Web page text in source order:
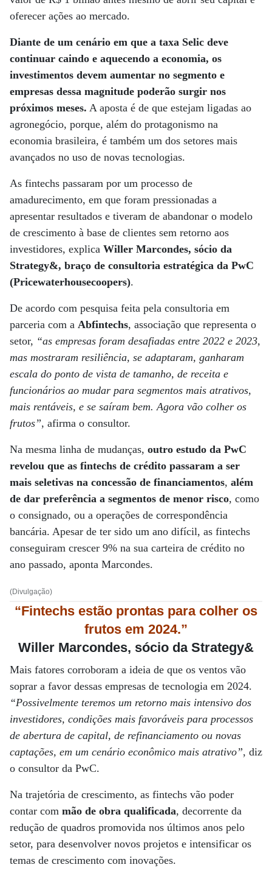
oferecer ações ao mercado.
Diante de um cenário em que a taxa Selic deve
continuar caindo e aquecendo a economia, os
investimentos devem aumentar no segmento e
empresas dessa magnitude poderão surgir nos
próximos meses. A aposta é de que estejam ligadas ao
agronegócio, porque, além do protagonismo na
economia brasileira, é também um dos setores mais
avançados no uso de novas tecnologias.
As fintechs passaram por um processo de
amadurecimento, em que foram pressionadas a
apresentar resultados e tiveram de abandonar o modelo
de crescimento à base de clientes sem retorno aos
investidores, explica Willer Marcondes, sócio da
Strategy&, braço de consultoria estratégica da PwC
(Pricewaterhousecoopers).
De acordo com pesquisa feita pela consultoria em
parceria com a Abfintechs, associação que representa o
setor, “as empresas foram desafiadas entre 2022 e 2023,
mas mostraram resiliência, se adaptaram, ganharam
escala do ponto de vista de tamanho, de receita e
funcionários ao mudar para segmentos mais atrativos,
mais rentáveis, e se saíram bem. Agora vão colher os
frutos”, afirma o consultor.
Na mesma linha de mudanças, outro estudo da PwC
revelou que as fintechs de crédito passaram a ser
mais seletivas na concessão de financiamentos, além
de dar preferência a segmentos de menor risco, como
o consignado, ou a operações de correspondência
bancária. Apesar de ter sido um ano difícil, as fintechs
conseguiram crescer 9% na sua carteira de crédito no
ano passado, aponta Marcondes.
(Divulgação)
“Fintechs estão prontas para colher os
frutos em 2024.”
Willer Marcondes, sócio da Strategy&
Mais fatores corroboram a ideia de que os ventos vão
soprar a favor dessas empresas de tecnologia em 2024.
“Possivelmente teremos um retorno mais intensivo dos
investidores, condições mais favoráveis para processos
de abertura de capital, de refinanciamento ou novas
captações, em um cenário econômico mais atrativo”, diz
o consultor da PwC.
Na trajetória de crescimento, as fintechs vão poder
contar com mão de obra qualificada, decorrente da
redução de quadros promovida nos últimos anos pelo
setor, para desenvolver novos projetos e intensificar os
temas de crescimento com inovações.